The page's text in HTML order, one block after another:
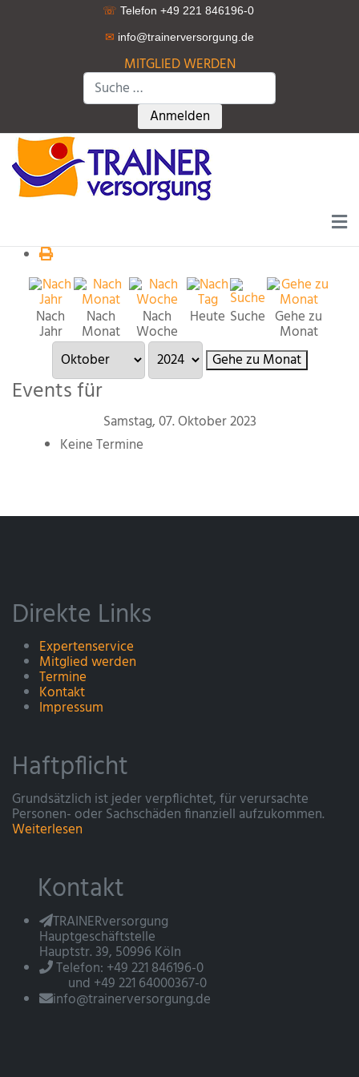
☏ Telefon +49 221 846196-0
✉ info@trainerversorgung.de
MITGLIED WERDEN
Suchen
Type 2 or more characters for
Anmelden
Nach
Jahr
Nach
Monat
Nach
Woche
Heute Suche Gehe zu
Monat
Gehe zu Monat
Events für
Samstag, 07. Oktober 2023
Keine Termine
Direkte Links
Expertenservice
Mitglied werden
Termine
Kontakt
Impressum
Haftpflicht
Grundsätzlich ist jeder verpflichtet, für verursachte
Personen- oder Sachschäden finanziell aufzukommen.
Weiterlesen
Kontakt
TRAINERversorgung
Hauptgeschäftstelle
Hauptstr. 39, 50996 Köln
Telefon: +49 221 846196-0
und +49 221 64000367-0
info@trainerversorgung.de